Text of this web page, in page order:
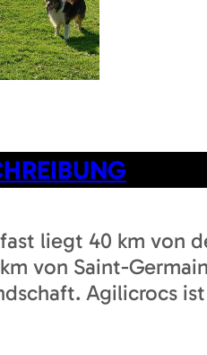
liegt 40 km von
von Saint-
Agilicrocs